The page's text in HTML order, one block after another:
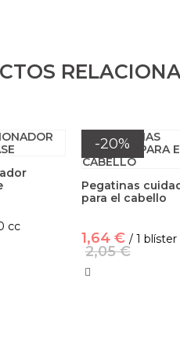
cc
-20%
Pegatinas
para el cabello
1,64 € / 1 blíster
2,05 €